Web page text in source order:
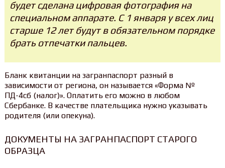
будет сделана цифровая фотография на
специальном аппарате. С 1 января у всех лиц
старше 12 лет будут в обязательном порядке
брать отпечатки пальцев.
Бланк квитанции на загранпаспорт разный в
зависимости от региона, он называется «Форма №
ПД-4сб (налог)». Оплатить его можно в любом
Сбербанке. В качестве плательщика нужно указывать
родителя (или опекуна).
ДОКУМЕНТЫ НА ЗАГРАНПАСПОРТ СТАРОГО
ОБРАЗЦА